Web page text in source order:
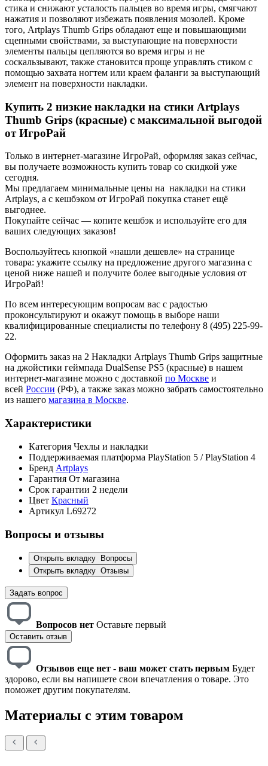
стика и снижают усталость пальцев во время игры, смягчают
нажатия и позволяют избежать появления мозолей. Кроме
того, Artplays Thumb Grips обладают еще и повышающими
сцепными свойствами, за выступающие на поверхности
элементы пальцы цепляются во время игры и не
соскальзывают, также становится проще управлять стиком с
помощью захвата ногтем или краем фаланги за выступающий
элемент на поверхности накладки.
Купить 2 низкие накладки на стики Artplays
Thumb Grips (красные) с максимальной выгодой
от ИгроРай
Только в интернет-магазине ИгроРай, оформляя заказ сейчас,
вы получаете возможность купить товар со скидкой уже
сегодня.
Мы предлагаем минимальные цены на накладки на стики
Artplays, а с кешбэком от ИгроРай покупка станет ещё
выгоднее.
Покупайте сейчас — копите кешбэк и используйте его для
ваших следующих заказов!
Воспользуйтесь кнопкой «нашли дешевле» на странице
товара: укажите ссылку на предложение другого магазина с
ценой ниже нашей и получите более выгодные условия от
ИгроРай!
По всем интересующим вопросам вас с радостью
проконсультируют и окажут помощь в выборе наши
квалифицированные специалисты по телефону 8 (495) 225-99-
22.
Оформить заказ на 2 Накладки Artplays Thumb Grips защитные
на джойстики геймпада DualSense PS5 (красные) в нашем
интернет-магазине можно с доставкой по Москве и
всей России (РФ), а также заказ можно забрать самостоятельно
из нашего магазина в Москве.
Характеристики
Категория Чехлы и накладки
Поддерживаемая платформа PlayStation 5 / PlayStation 4
Бренд Artplays
Гарантия От магазина
Срок гарантии 2 недели
Цвет Красный
Артикул L69272
Вопросы и отзывы
Открыть вкладку
Вопросы
Открыть вкладку Отзывы
Задать вопрос
Вопросов нет Оставьте первый
Оставить отзыв
Отзывов еще нет - ваш может стать первым Будет
здорово, если вы напишете свои впечатления о товаре. Это
поможет другим покупателям.
Материалы с этим товаром